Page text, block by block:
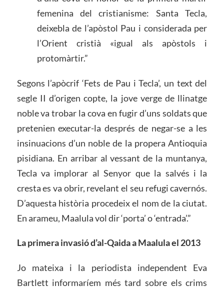
femenina del cristianisme: Santa Tecla,
deixebla de l’apòstol Pau i considerada per
l’Orient cristià «igual als apòstols i
protomàrtir.”
Segons l’apòcrif ‘Fets de Pau i Tecla’, un text del
segle II d’origen copte, la jove verge de llinatge
noble va trobar la cova en fugir d’uns soldats que
pretenien executar-la després de negar-se a les
insinuacions d’un noble de la propera Antioquia
pisidiana. En arribar al vessant de la muntanya,
Tecla va implorar al Senyor que la salvés i la
cresta es va obrir, revelant el seu refugi cavernós.
D’aquesta història procedeix el nom de la ciutat.
En arameu, Maalula vol dir ‘porta’ o ‘entrada’.”
La primera invasió d’al-Qaida a Maalula el 2013
Jo mateixa i la periodista independent Eva
Bartlett informaríem més tard sobre els crims